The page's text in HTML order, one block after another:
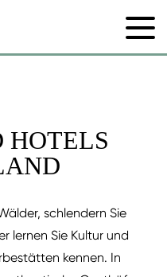
HOTELS
schlendern Sie
lernen Sie Kultur und
kennen. In